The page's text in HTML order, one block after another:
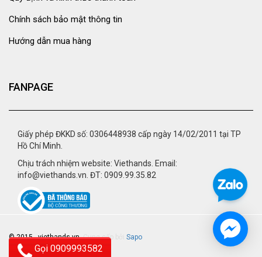
Chính sách bảo mật thông tin
Hướng dẫn mua hàng
FANPAGE
Giấy phép ĐKKD số: 0306448938 cấp ngày 14/02/2011 tại TP
Hồ Chí Minh.
Chịu trách nhiệm website: Viethands. Email:
info@viethands.vn. ĐT: 0909.99.35.82
© 2015 - viethands.vn.Cung cấp bởi Sapo
Gọi 0909993582